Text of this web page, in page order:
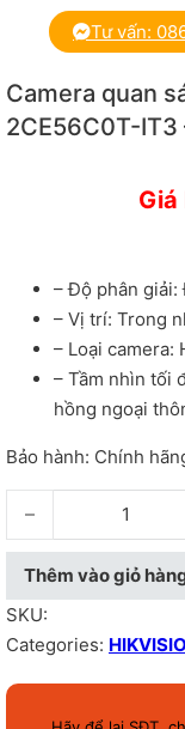
Tư vấn:
Camera quan
2CE56C0T-IT3
– Độ phân giải:
– Vị trí: Trong
– Loại camera:
– Tầm nhìn tối
hồng ngoại
Bảo hành: Chính
Camera quan sát
Thêm vào giỏ
SKU:
Categories: